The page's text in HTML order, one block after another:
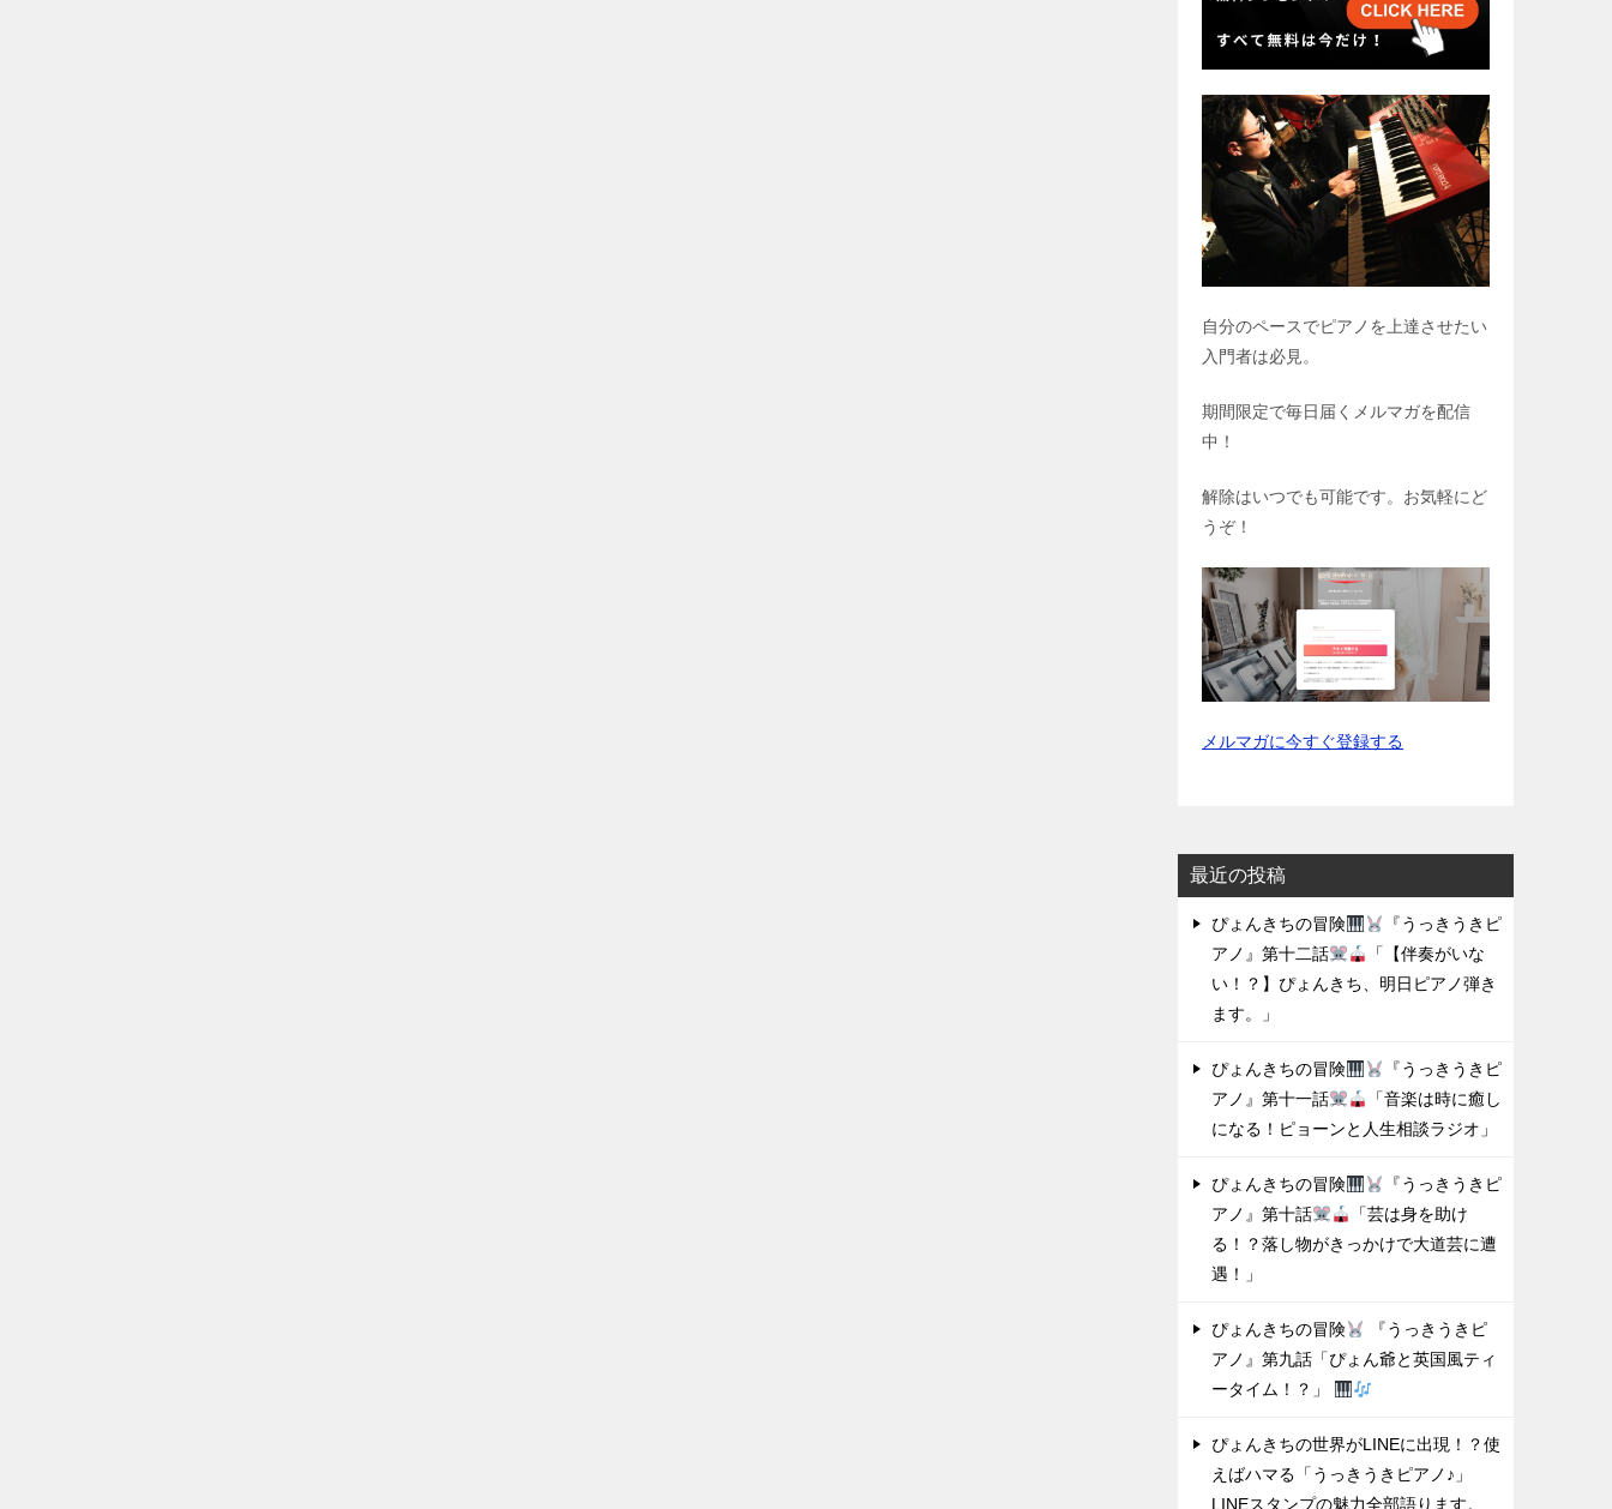
自分のペースでピアノを上達させたい
入門者は必見。
期間限定で毎日届くメルマガを配信
中！
解除はいつでも可能です。お気軽にど
うぞ！
メルマガに今すぐ登録する
最近の投稿
ぴょんきちの冒険
『うっきうきピ
アノ』第十二話
「【伴奏がいな
い！？】ぴょんきち、明日ピアノ弾き
ます。」
ぴょんきちの冒険
『うっきうきピ
アノ』第十一話
「音楽は時に癒し
になる！ピョーンと人生相談ラジオ」
ぴょんきちの冒険
『うっきうきピ
アノ』第十話
「芸は身を助け
る！？落し物がきっかけで大道芸に遭
遇！」
ぴょんきちの冒険
『うっきうきピ
アノ』第九話「ぴょん爺と英国風ティ
ータイム！？」
ぴょんきちの世界がLINEに出現！？使
えばハマる「うっきうきピアノ♪」
LINEスタンプの魅力全部語ります。